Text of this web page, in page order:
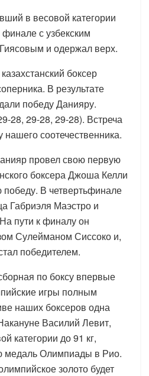
в весовой категории
финале с узбекским
и одержал верх.
боксер
В результате
победу Данияру.
28, 29-28, 29-28). Встреча
соотечественника.
провел свою первую
боксера Джоша Келли
В четвертьфинале
Габриэля Маэстро и
пути к финалу он
Сулейманом Сиссоко и,
победителем.
по боксу впервые
игры полным
наших боксеров одна
Василий Левит,
категории до 91 кг,
медаль Олимпиады в Рио.
золото будет